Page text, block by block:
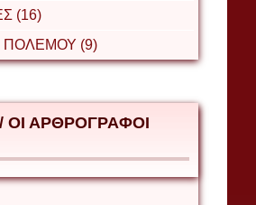
(16)
ΠΟΛΕΜΟΥ (9)
ΟΙ ΑΡΘΡΟΓΡΑΦΟΙ